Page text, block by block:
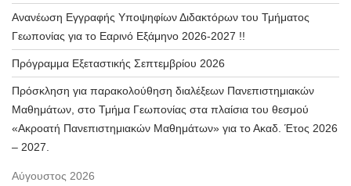
Ανανέωση Εγγραφής Υποψηφίων Διδακτόρων του Τμήματος
Γεωπονίας για το Εαρινό Εξάμηνο 2026-2027 !!
Πρόγραμμα Εξεταστικής Σεπτεμβρίου 2026
Πρόσκληση για παρακολούθηση διαλέξεων Πανεπιστημιακών
Μαθημάτων, στο Τμήμα Γεωπονίας στα πλαίσια του θεσμού
«Ακροατή Πανεπιστημιακών Μαθημάτων» για το Ακαδ. Έτος 2026
– 2027.
Αύγουστος 2026